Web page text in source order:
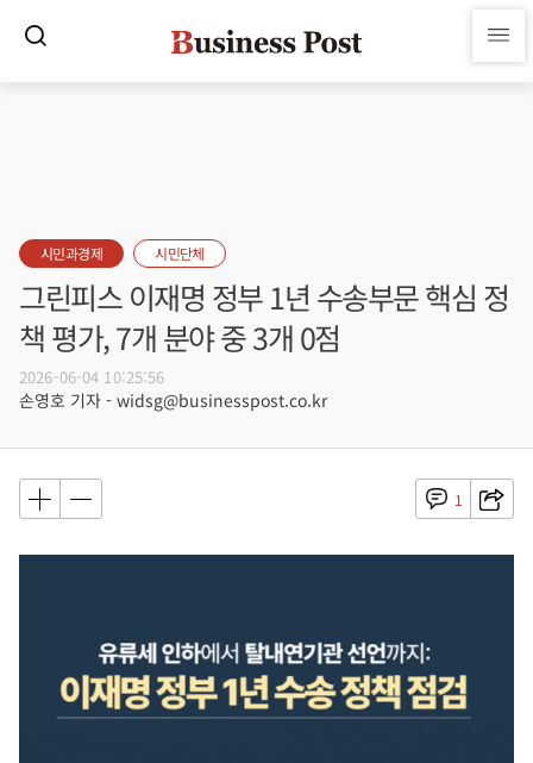
시민과경제 시민단체
그린피스 이재명 정부 1년 수송부문 핵심 정
책 평가, 7개 분야 중 3개 0점
2026-06-04 10:25:56
손영호 기자 - widsg@businesspost.co.kr
1